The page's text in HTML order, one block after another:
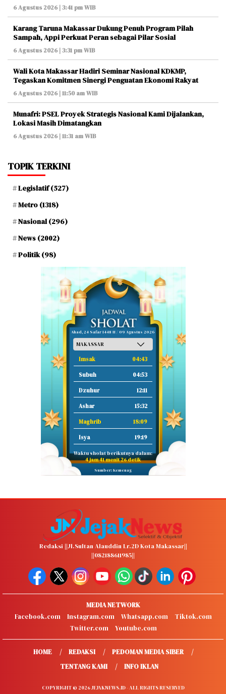
6 Agustus 2026 | 3:41 pm WIB
Karang Taruna Makassar Dukung Penuh Program Pilah
Sampah, Appi Perkuat Peran sebagai Pilar Sosial
6 Agustus 2026 | 3:31 pm WIB
Wali Kota Makassar Hadiri Seminar Nasional KDKMP,
Tegaskan Komitmen Sinergi Penguatan Ekonomi Rakyat
6 Agustus 2026 | 11:50 am WIB
Munafri: PSEL Proyek Strategis Nasional Kami Dijalankan,
Lokasi Masih Dimatangkan
6 Agustus 2026 | 11:31 am WIB
TOPIK TERKINI
Legislatif(527)
Metro (1318)
Nasional(296)
News (2002)
Politik(98)
Ahad, 24 Safar 1448 H / 09 Agustus 2026
Imsak 04:43
Subuh 04:53
Dzuhur 12:11
Ashar 15:32
Maghrib 18:09
Isya 19:19
Waktu sholat berikutnya dalam:
4 jam 41 menit 25 detik
Sumber: Kemenag
Redaksi ||Jl.Sultan Alauddin Lr.2D Kota Makassar||
||082188611985||
MEDIA NETWORK
Facebook.com
Instagram.com Whatsapp.com
Tiktok.com
Twitter.com
Youtube.com
HOME REDAKSI
PEDOMAN MEDIA SIBER
TENTANG KAMI
INFO IKLAN
COPYRIGHT © 2026 JEJAKNEWS.ID - ALL RIGHTS RESERVED